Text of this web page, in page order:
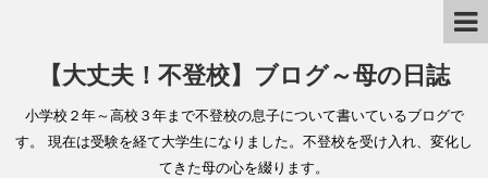
【大丈夫！不登校】ブログ～母の日誌
小学校２年～高校３年まで不登校の息子について書いているブログで
す。 現在は受験を経て大学生になりました。不登校を受け入れ、変化し
てきた母の心を綴ります。